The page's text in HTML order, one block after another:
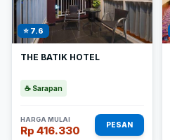
⭐ 7.6
THE BATIK HOTEL
☕ Sarapan
HARGA MULAI
Rp 416.330 PESAN